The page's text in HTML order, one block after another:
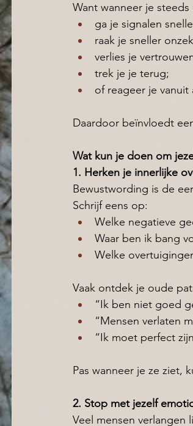
Want wanneer je
ga je signalen
raak je sneller
verlies je
trek je je terug;
of reageer je vanuit
Daardoor beïnvloedt
Wat kun je doen om
1. Herken je innerlijke
Bewustwording is de
Schrijf eens op:
Welke negatieve
Waar ben ik bang
Welke
Vaak ontdek je oude
“Ik ben niet goed
“Mensen verlaten
“Ik moet perfect
Pas wanneer je ze ziet,
2. Stop met jezelf
Veel mensen verlangen